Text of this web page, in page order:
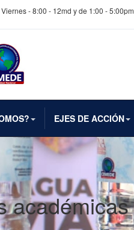
- 8:00 - 12md y de 1:00 - 5:00pm
EJES DE ACCIÓN
académicas